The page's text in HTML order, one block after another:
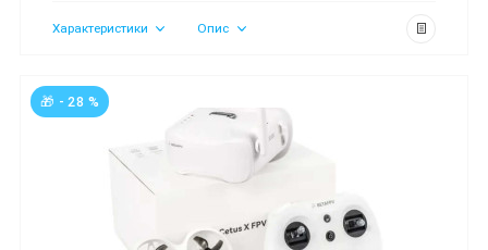
Характеристики Опис
🎁 - 28 %